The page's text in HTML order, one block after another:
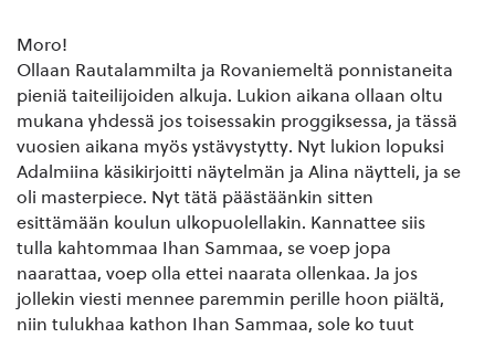
Moro!
Ollaan Rautalammilta ja Rovaniemeltä ponnistaneita
pieniä taiteilijoiden alkuja. Lukion aikana ollaan oltu
mukana yhdessä jos toisessakin proggiksessa, ja tässä
vuosien aikana myös ystävystytty. Nyt lukion lopuksi
Adalmiina käsikirjoitti näytelmän ja Alina näytteli, ja se
oli masterpiece. Nyt tätä päästäänkin sitten
esittämään koulun ulkopuolellakin. Kannattee siis
tulla kahtommaa Ihan Sammaa, se voep jopa
naarattaa, voep olla ettei naarata ollenkaa. Ja jos
jollekin viesti mennee paremmin perille hoon piältä,
niin tulukhaa kathon Ihan Sammaa, sole ko tuut